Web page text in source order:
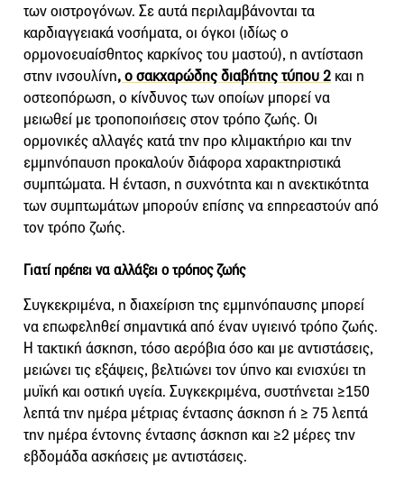
των οιστρογόνων. Σε αυτά περιλαμβάνονται τα
καρδιαγγειακά νοσήματα, οι όγκοι (ιδίως ο
ορμονοευαίσθητος καρκίνος του μαστού), η αντίσταση
στην ινσουλίνη, ο σακχαρώδης διαβήτης τύπου 2 και η
οστεοπόρωση, ο κίνδυνος των οποίων μπορεί να
μειωθεί με τροποποιήσεις στον τρόπο ζωής. Οι
ορμονικές αλλαγές κατά την προ κλιμακτήριο και την
εμμηνόπαυση προκαλούν διάφορα χαρακτηριστικά
συμπτώματα. Η ένταση, η συχνότητα και η ανεκτικότητα
των συμπτωμάτων μπορούν επίσης να επηρεαστούν από
τον τρόπο ζωής.
Γιατί πρέπει να αλλάξει ο τρόπος ζωής
Συγκεκριμένα, η διαχείριση της εμμηνόπαυσης μπορεί
να επωφεληθεί σημαντικά από έναν υγιεινό τρόπο ζωής.
Η τακτική άσκηση, τόσο αερόβια όσο και με αντιστάσεις,
μειώνει τις εξάψεις, βελτιώνει τον ύπνο και ενισχύει τη
μυϊκή και οστική υγεία. Συγκεκριμένα, συστήνεται ≥150
λεπτά την ημέρα μέτριας έντασης άσκηση ή ≥ 75 λεπτά
την ημέρα έντονης έντασης άσκηση και ≥2 μέρες την
εβδομάδα ασκήσεις με αντιστάσεις.